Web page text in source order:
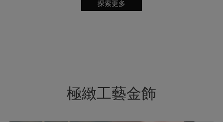
探索更多
極緻工藝金飾